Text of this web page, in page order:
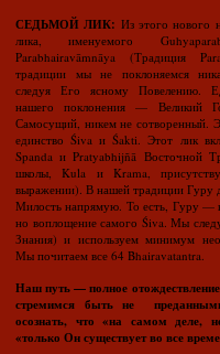
СЕДЬМОЙ ЛИК: Из этого нового
лика, именуемого
Parabhairavāmnāya (Традиция
традиции мы не поклоняемся
следуя Его ясному Повелению.
нашего поклонения — Великий
Самосущий, никем не сотворенный.
единство Śiva и Śakti. Этот лик
Spanda и Pratyabhijñā Восточной
школы, Kula и Krama,
выражении). В нашей традиции Гуру
Милость напрямую. То есть, Гуру —
но воплощение самого Śiva. Мы
Знания) и используем минимум
Мы почитаем все 64 Bhairavatantra.
Наш путь — полное
стремимся быть не
осознать, что «на самом деле,
«только Он существует во все